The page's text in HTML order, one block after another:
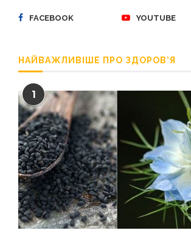
FACEBOOK YOUTUBE
НАЙВАЖЛИВІШЕ ПРО ЗДОРОВ’Я
1